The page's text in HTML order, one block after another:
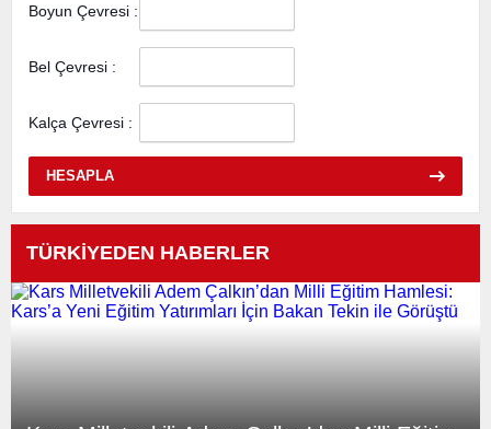
Boyun Çevresi :
Bel Çevresi :
Kalça Çevresi :
HESAPLA
TÜRKİYEDEN HABERLER